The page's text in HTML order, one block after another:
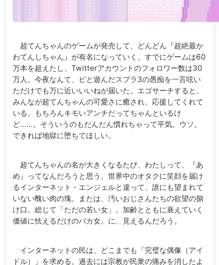
超てんちゃんのゲームが発売して、どんどん『超絶最か
わてんしちゃん』が有名になっていく。すでにゲームは60
万本を超えたし、Twitterアカウントのフォロワー数は30
万人。今夜なんて、ピと遊んだスプラ3の愚痴を一言呟い
ただけでも万に近いいいねが届いた。エゴサーチすると、
みんなが超てんちゃんの可愛さに癒され、応援してくれて
いる。もちろんキモいアンチだってちゃんといるけ
ど……。そういうのもだんだん慣れちゃって平気。ウソ。
できれば地獄に堕ちてほしい。
超てんちゃんの名が大きくなるたび、わたしって、『あ
め』ってなんだろうと思う。世界中のオタクに笑顔を届け
るインターネット・エンジェルと違って、誰にも望まれて
いない醜い肉の塊。または、汚いおじさんたちの欲望の捌
け口。総じて「ただの若い女」。加齢とともに衰えていく
価値に怯えるだけのバカ女。に、見えるんだろう。
インターネットの民は、どこまでも「完璧な偶像（アイ
ドル）」を求める。過去には宗教が民衆の痛みを消したよ